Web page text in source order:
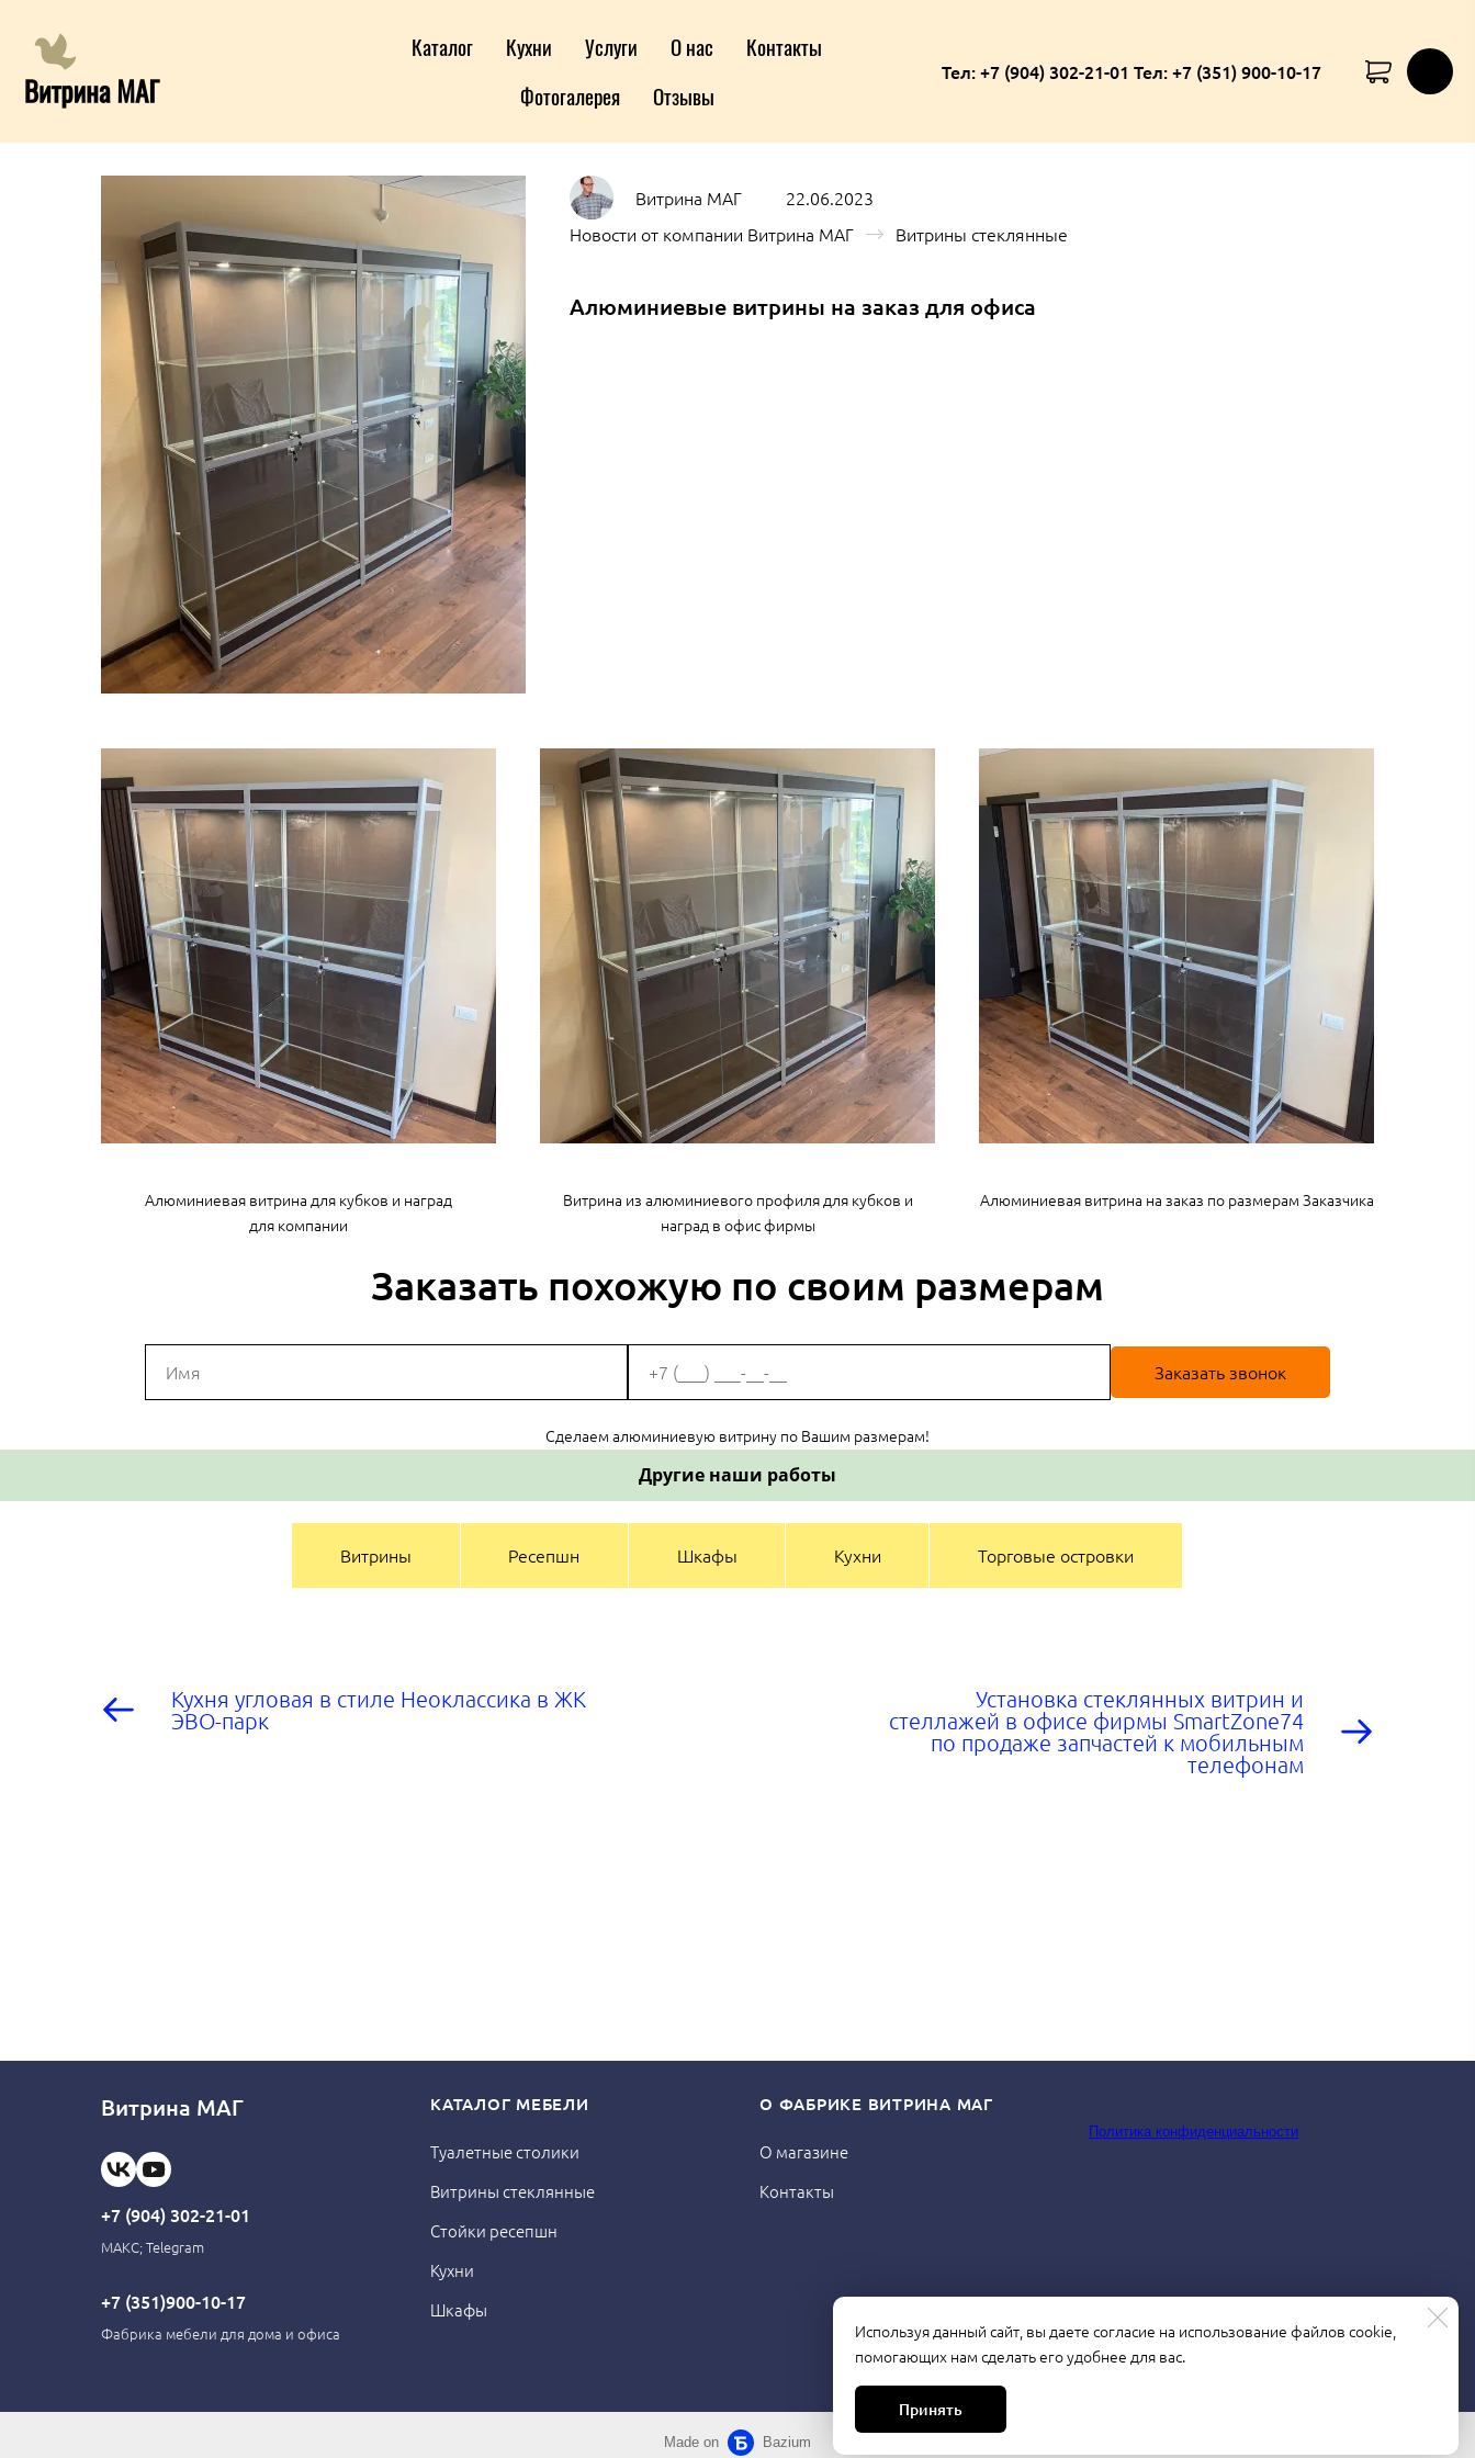
Каталог Кухни Услуги О нас
Контакты
Фотогалерея
Отзывы
Тел: +7 (904) 302-21-01 Тел: +7 (351) 900-10-17
Витрина МАГ
22.06.2023
Новости от компании Витрина МАГ
Витрины стеклянные
Алюминиевые витрины на заказ для офиса
Алюминиевая витрина для кубков и наград
для компании
Витрина из алюминиевого профиля для кубков и
наград в офис фирмы
Алюминиевая витрина на заказ по размерам Заказчика
Заказать похожую по своим размерам
Заказать звонок
Сделаем алюминиевую витрину по Вашим размерам!
Другие наши работы
Витрины Ресепшн Шкафы Кухни Торговые островки
Кухня угловая в стиле Неоклассика в ЖК
ЭВО-парк
Установка стеклянных витрин и
стеллажей в офисе фирмы SmartZone74
по продаже запчастей к мобильным
телефонам
Витрина МАГ
+7 (904) 302-21-01
МАКС; Telegram
+7 (351)900-10-17
Фабрика мебели для дома и офиса
КАТАЛОГ МЕБЕЛИ
Туалетные столики
Витрины стеклянные
Стойки ресепшн
Кухни
Шкафы
О ФАБРИКЕ ВИТРИНА МАГ
О магазине
Контакты
Политика конфиденциальности
Используя данный сайт, вы даете согласие на использование файлов cookie,
помогающих нам сделать его удобнее для вас.
Принять
Made on Bazium